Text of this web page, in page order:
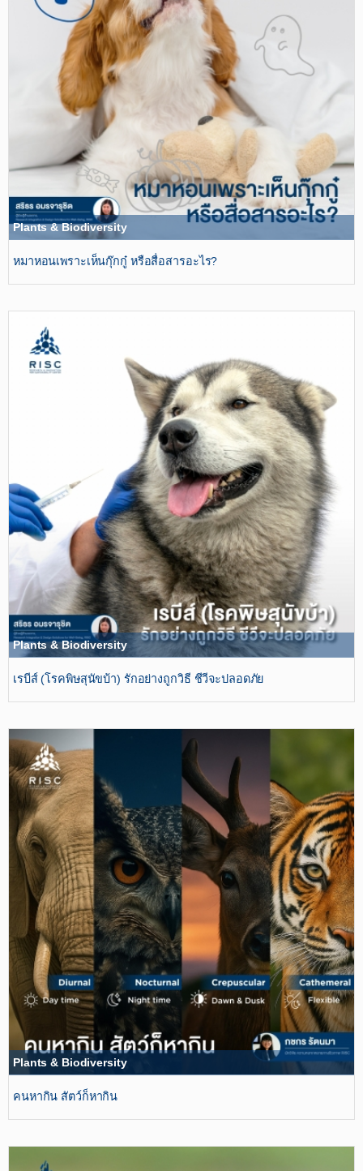
Plants & Biodiversity
หมาหอนเพราะเห็นกุ๊กกู๋ หรือสื่อสารอะไร?
Plants & Biodiversity
เรบีส์ (โรคพิษสุนัขบ้า) รักอย่างถูกวิธี ชีวีจะปลอดภัย
Plants & Biodiversity
คนหากิน สัตว์ก็หากิน